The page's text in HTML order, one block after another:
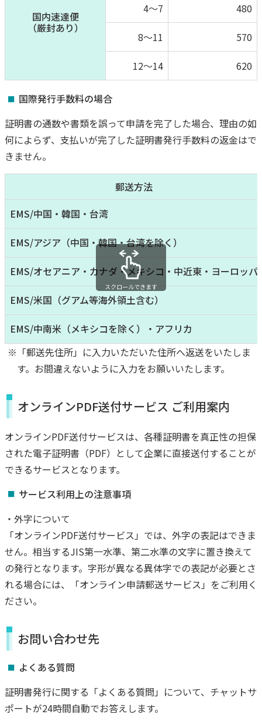
国内速達便
（厳封あり）
4～7 480
8～11 570
12～14 620
国際発行手数料の場合
証明書の通数や書類を誤って申請を完了した場合、理由の如
何によらず、支払いが完了した証明書発行手数料の返金はで
きません。
郵送方法
EMS/中国・韓国・台湾
EMS/アジア（中国・韓国・台湾を除く）
EMS/オセアニア・カナダ・メキシコ・中近東・ヨーロッパ
EMS/米国（グアム等海外領土含む）
EMS/中南米（メキシコを除く）・アフリカ
スクロールできます
※「郵送先住所」に入力いただいた住所へ返送をいたしま
す。お間違えないように入力をお願いいたします。
オンラインPDF送付サービス ご利用案内
オンラインPDF送付サービスは、各種証明書を真正性の担保
された電子証明書（PDF）として企業に直接送付することが
できるサービスとなります。
サービス利用上の注意事項
・外字について
「オンラインPDF送付サービス」では、外字の表記はできま
せん。相当するJIS第一水準、第二水準の文字に置き換えて
の発行となります。字形が異なる異体字での表記が必要とさ
れる場合には、「オンライン申請郵送サービス」をご利用く
ださい。
お問い合わせ先
よくある質問
証明書発行に関する「よくある質問」について、チャットサ
ポートが24時間自動でお答えします。